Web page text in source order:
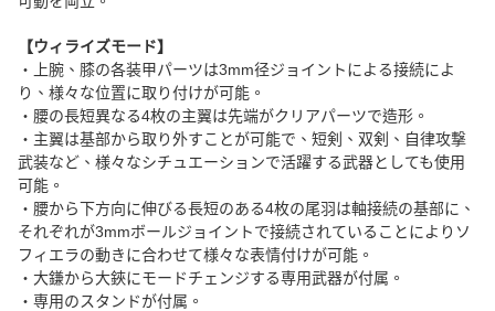
【ウィライズモード】
・上腕、膝の各装甲パーツは3mm径ジョイントによる接続によ
り、様々な位置に取り付けが可能。
・腰の長短異なる4枚の主翼は先端がクリアパーツで造形。
・主翼は基部から取り外すことが可能で、短剣、双剣、自律攻撃
武装など、様々なシチュエーションで活躍する武器としても使用
可能。
・腰から下方向に伸びる長短のある4枚の尾羽は軸接続の基部に、
それぞれが3mmボールジョイントで接続されていることによりソ
フィエラの動きに合わせて様々な表情付けが可能。
・大鎌から大鋏にモードチェンジする専用武器が付属。
・専用のスタンドが付属。